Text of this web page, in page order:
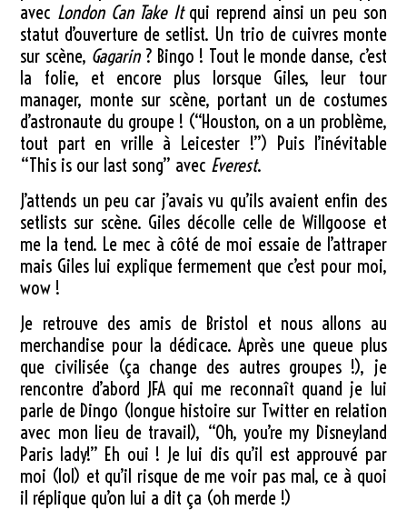
avec London Can Take Itqui reprend ainsi un peu son
statut d’ouverture de setlist. Un trio de cuivres monte
sur scène, Gagarin? Bingo ! Tout le monde danse, c’est
la folie, et encore plus lorsque Giles, leur tour
manager, monte sur scène, portant un de costumes
d’astronaute du groupe ! (“Houston, on a un problème,
tout part en vrille à Leicester !”) Puis l’inévitable
“This is our last song” avec Everest.
J’attends un peu car j’avais vu qu’ils avaient enfin des
setlists sur scène. Giles décolle celle de Willgoose et
me la tend. Le mec à côté de moi essaie de l’attraper
mais Giles lui explique fermement que c’est pour moi,
wow !
Je retrouve des amis de Bristol et nous allons au
merchandise pour la dédicace. Après une queue plus
que civilisée (ça change des autres groupes !), je
rencontre d’abord JFA qui me reconnaît quand je lui
parle de Dingo (longue histoire sur Twitter en relation
avec mon lieu de travail), “Oh, you’re my Disneyland
Paris lady!” Eh oui ! Je lui dis qu’il est approuvé par
moi (lol) et qu’il risque de me voir pas mal, ce à quoi
il réplique qu’on lui a dit ça (oh merde !)